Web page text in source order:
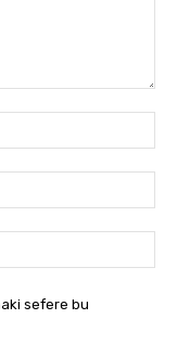
sefere bu